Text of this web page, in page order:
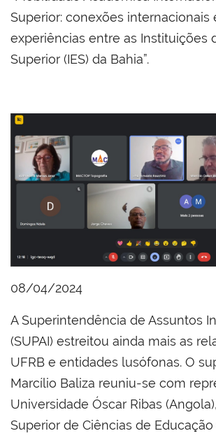
Superior: conexões internacionais
experiências entre as Instituições
Superior (IES) da Bahia”.
08/04/2024
A Superintendência de Assuntos
(SUPAI) estreitou ainda mais as
UFRB e entidades lusófonas. O
Marcílio Baliza reuniu-se com
Universidade Óscar Ribas
Superior de Ciências de Educação